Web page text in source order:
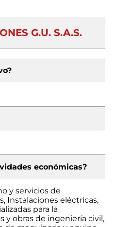
G.U. S.A.S.
económicas?
y servicios de
Instalaciones eléctricas,
para la
y obras de ingeniería civil,